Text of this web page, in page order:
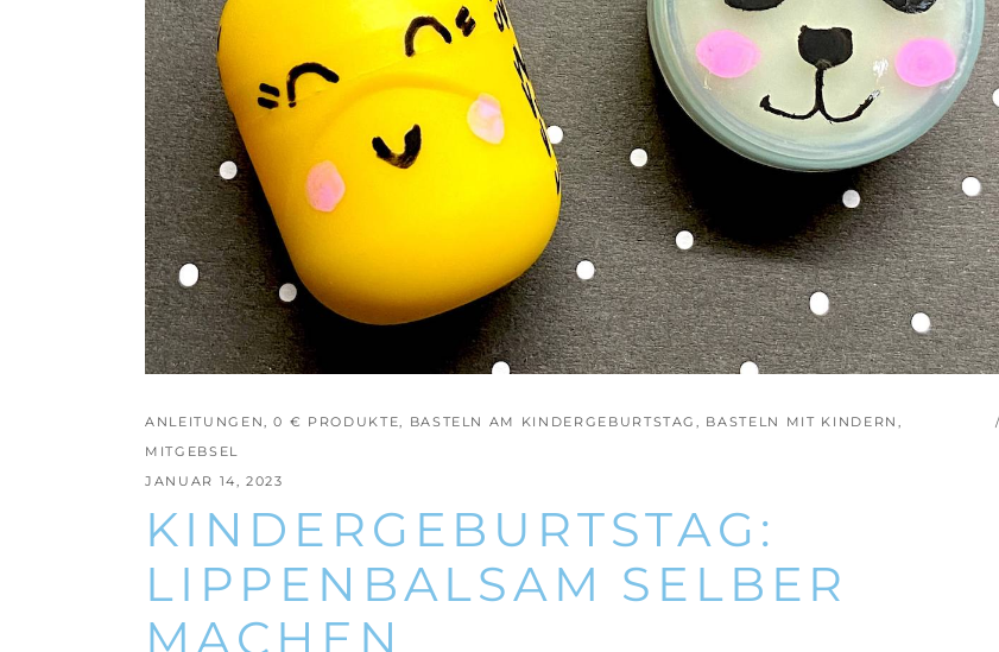
ANLEITUNGEN,0 € PRODUKTE, BASTELN AM KINDERGEBURTSTAG, BASTELN MIT KINDERN ,
MITGEBSEL
JANUAR 14, 2023
KINDERGEBURTSTAG:
LIPPENBALSAM SELBER
MACHEN